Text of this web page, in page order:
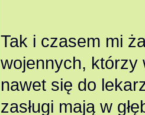
Tak i czasem mi
wojennych, którzy
nawet się do
zasługi mają w